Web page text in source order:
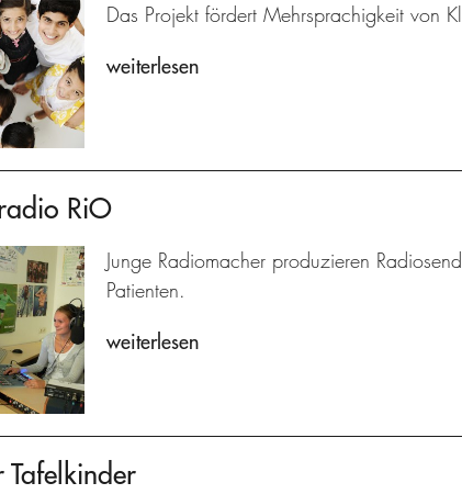
Das Projekt fördert Mehrsprachigkeit von
weiterlesen
RiO
Junge Radiomacher produzieren
Patienten.
weiterlesen